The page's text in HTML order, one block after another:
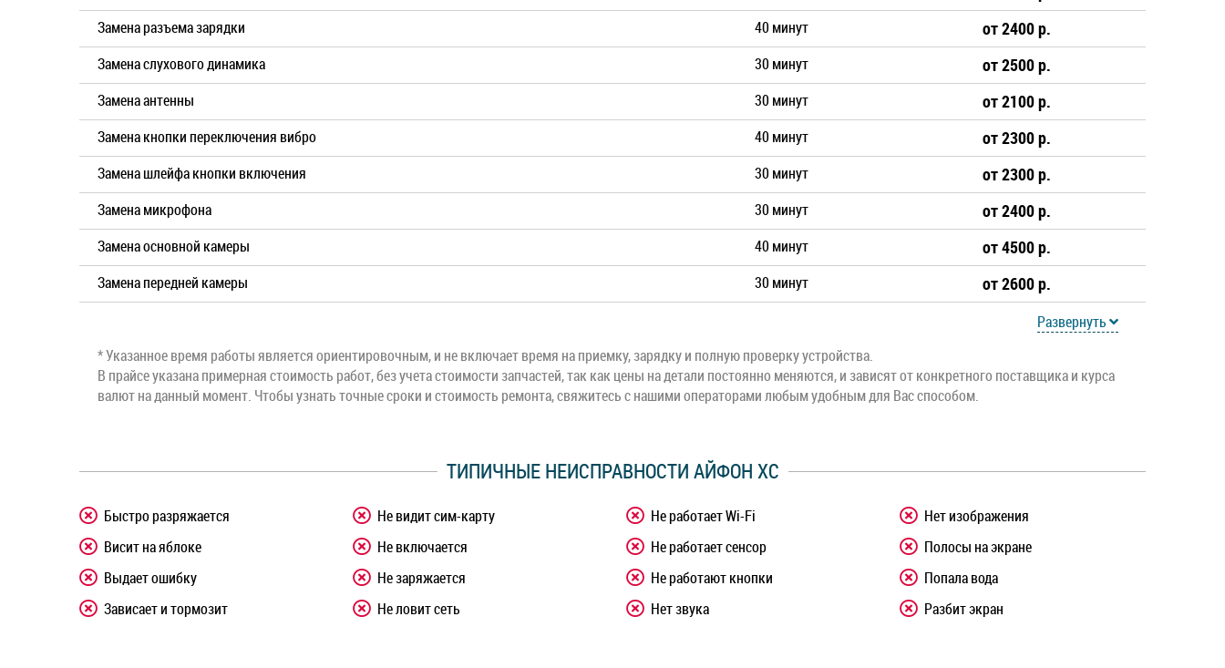
Замена разъема зарядки 40 минут от 2400 р.
Замена слухового динамика 30 минут от 2500 р.
Замена антенны 30 минут от 2100 р.
Замена кнопки переключения вибро 40 минут от 2300 р.
Замена шлейфа кнопки включения 30 минут от 2300 р.
Замена микрофона 30 минут от 2400 р.
Замена основной камеры 40 минут от 4500 р.
Замена передней камеры 30 минут от 2600 р.
Развернуть
* Указанное время работы является ориентировочным, и не включает время на приемку, зарядку и полную проверку устройства.
В прайсе указана примерная стоимость работ, без учета стоимости запчастей, так как цены на детали постоянно меняются, и зависят от конкретного поставщика и курса
валют на данный момент. Чтобы узнать точные сроки и стоимость ремонта, свяжитесь с нашими операторами любым удобным для Вас способом.
ТИПИЧНЫЕ НЕИСПРАВНОСТИ АЙФОН ХС
Быстро разряжается
Висит на яблоке
Выдает ошибку
Зависает и тормозит
Не видит сим-карту
Не включается
Не заряжается
Не ловит сеть
Не работает Wi-Fi
Не работает сенсор
Не работают кнопки
Нет звука
Нет изображения
Полосы на экране
Попала вода
Разбит экран